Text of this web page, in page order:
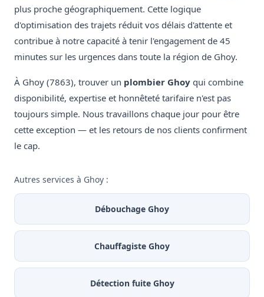
plus proche géographiquement. Cette logique
d'optimisation des trajets réduit vos délais d'attente et
contribue à notre capacité à tenir l'engagement de 45
minutes sur les urgences dans toute la région de Ghoy.
À Ghoy (7863), trouver un plombier Ghoy qui combine
disponibilité, expertise et honnêteté tarifaire n'est pas
toujours simple. Nous travaillons chaque jour pour être
cette exception — et les retours de nos clients confirment
le cap.
Autres services à Ghoy :
Débouchage Ghoy
Chauffagiste Ghoy
Détection fuite Ghoy